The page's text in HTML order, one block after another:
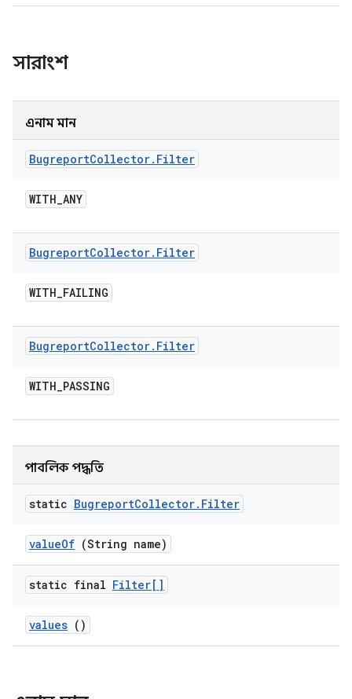
সারাংশ
এনাম মান
BugreportCollector. Filter
WITH_ANY
BugreportCollector. Filter
WITH_FAILING
BugreportCollector. Filter
WITH_PASSING
পাবলিক পদ্ধতি
static BugreportCollector. Filter
valueOf (String name)
static final Filter[]
values ()